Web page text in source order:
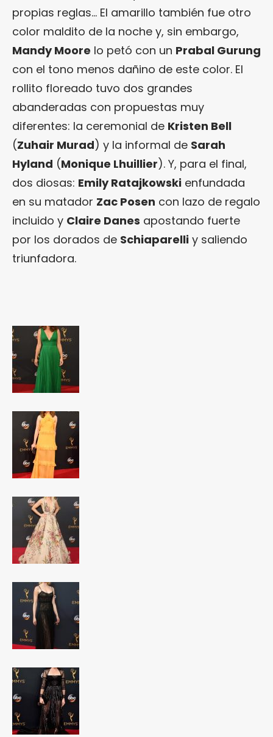
propias reglas… El amarillo también fue otro
color maldito de la noche y, sin embargo,
Mandy Moore lo petó con un Prabal Gurung
con el tono menos dañino de este color. El
rollito floreado tuvo dos grandes
abanderadas con propuestas muy
diferentes: la ceremonial de Kristen Bell
(Zuhair Murad) y la informal de Sarah
Hyland (Monique Lhuillier). Y, para el final,
dos diosas: Emily Ratajkowski enfundada
en su matador Zac Posen con lazo de regalo
incluido y Claire Danes apostando fuerte
por los dorados de Schiaparelli y saliendo
triunfadora.